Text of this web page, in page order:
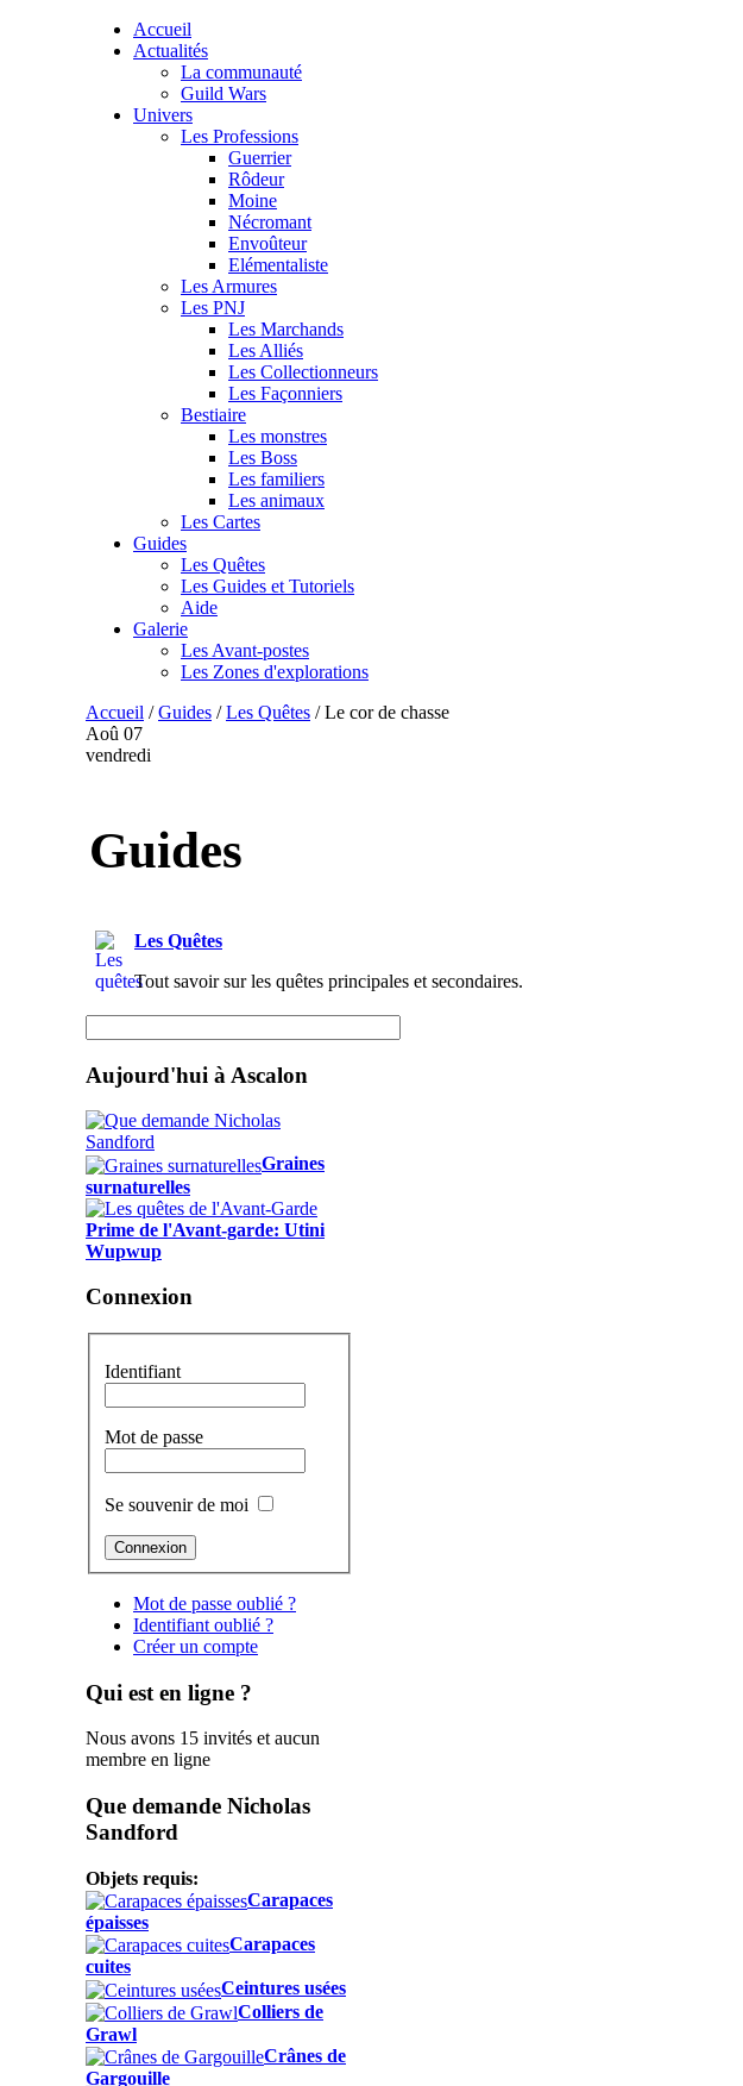
Accueil
Actualités
La communauté
Guild Wars
Univers
Les Professions
Guerrier
Rôdeur
Moine
Nécromant
Envoûteur
Elémentaliste
Les Armures
Les PNJ
Les Marchands
Les Alliés
Les Collectionneurs
Les Façonniers
Bestiaire
Les monstres
Les Boss
Les familiers
Les animaux
Les Cartes
Guides
Les Quêtes
Les Guides et Tutoriels
Aide
Galerie
Les Avant-postes
Les Zones d'explorations
Accueil /Guides /Les Quêtes /Le cor de chasse
Aoû 07
vendredi
Guides
Les Quêtes
Tout savoir sur les quêtes principales et secondaires.
Aujourd'hui à Ascalon
Graines
surnaturelles
Prime de l'Avant-garde: Utini
Wupwup
Connexion
Identifiant
Mot de passe
Se souvenir de moi
Mot de passe oublié ?
Identifiant oublié ?
Créer un compte
Qui est en ligne ?
Nous avons 15 invités et aucun
membre en ligne
Que demande Nicholas
Sandford
Objets requis:
Carapaces
épaisses
Carapaces
cuites
Ceintures usées
Colliers de
Grawl
Crânes de
Gargouille